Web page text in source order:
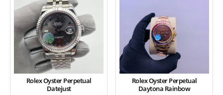
Rolex Oyster Perpetual
Datejust
Rolex Oyster Perpetual
Daytona Rainbow